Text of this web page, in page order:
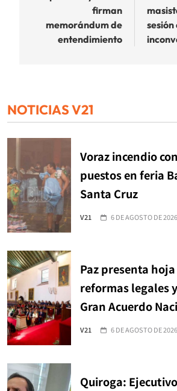
entradasfirman
memorándum de
entendimiento
NOTICIAS V21
Voraz incendio
puestos en feria
Santa Cruz
V21 6 DE AGOSTO DE 2026
Paz presenta
reformas legales
Gran Acuerdo
V21 6 DE AGOSTO DE 2026
Quiroga: